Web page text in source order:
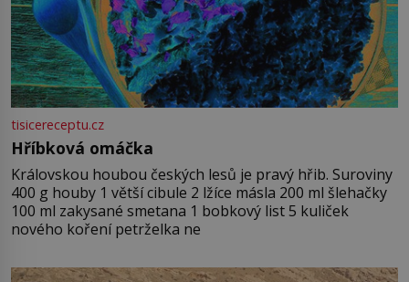
tisicereceptu.cz
Hříbková omáčka
Královskou houbou českých lesů je pravý hřib. Suroviny
400 g houby 1 větší cibule 2 lžíce másla 200 ml šlehačky
100 ml zakysané smetana 1 bobkový list 5 kuliček
nového koření petrželka ne